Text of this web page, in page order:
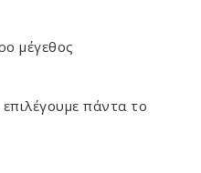
μέγεθος
πάντα το